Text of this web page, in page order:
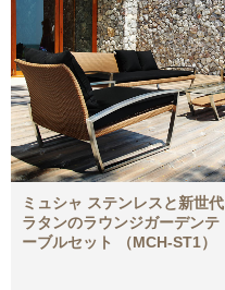
ミュシャ ステンレスと新世代
ラタンのラウンジガーデンテ
ーブルセット （MCH-ST1）